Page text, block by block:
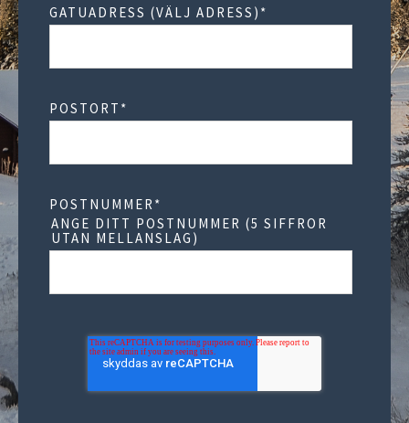
GATUADRESS (VÄLJ ADRESS) *
POSTORT *
POSTNUMMER *
ANGE DITT POSTNUMMER (5 SIFFROR
UTAN MELLANSLAG)